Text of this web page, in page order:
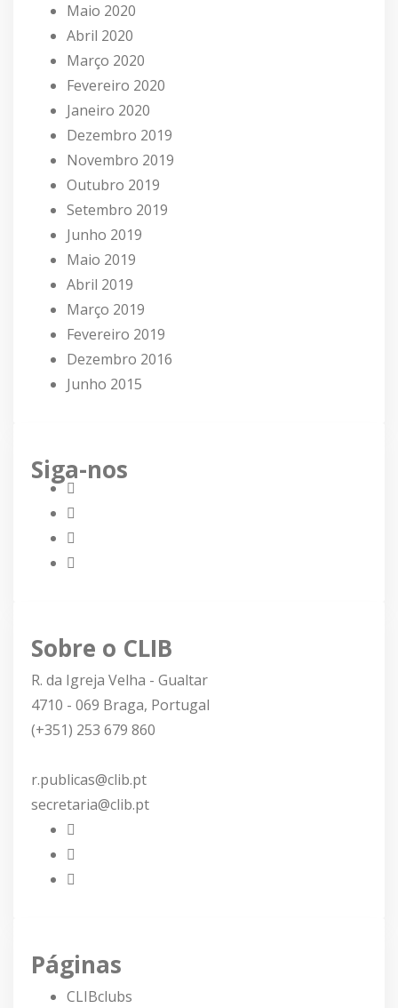
Maio 2020
Abril 2020
Março 2020
Fevereiro 2020
Janeiro 2020
Dezembro 2019
Novembro 2019
Outubro 2019
Setembro 2019
Junho 2019
Maio 2019
Abril 2019
Março 2019
Fevereiro 2019
Dezembro 2016
Junho 2015
Siga-nos
Sobre o CLIB
R. da Igreja Velha - Gualtar
4710 - 069 Braga, Portugal
(+351) 253 679 860
r.publicas@clib.pt
secretaria@clib.pt
Páginas
CLIBclubs